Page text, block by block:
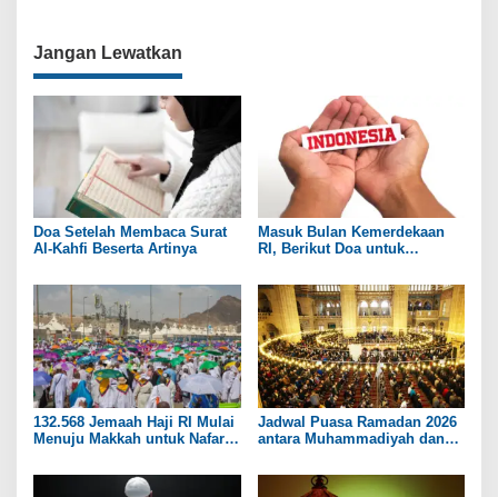
g
a
s
p
o
s
Jangan Lewatkan
Doa Setelah Membaca Surat
Al-Kahfi Beserta Artinya
Masuk Bulan Kemerdekaan
RI, Berikut Doa untuk
132.568 Jemaah Haji RI Mulai
Menuju Makkah untuk Nafar
Jadwal Puasa Ramadan 2026
antara Muhammadiyah dan